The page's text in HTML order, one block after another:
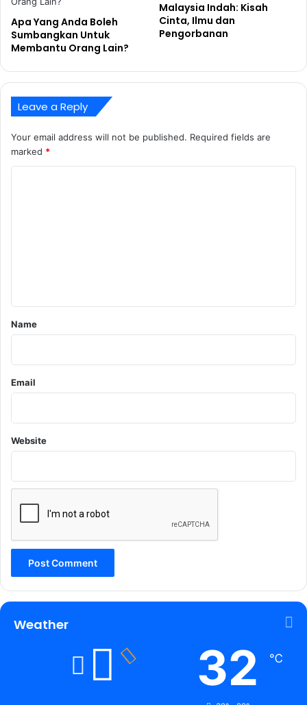
Apa Yang Anda Boleh
Sumbangkan Untuk
Membantu Orang Lain?
Malaysia Indah: Kisah
Cinta, Ilmu dan
Pengorbanan
Leave a Reply
Your email address will not be published. Required fields are
marked *
*
Name
Email
Website
Weather
32 ℃